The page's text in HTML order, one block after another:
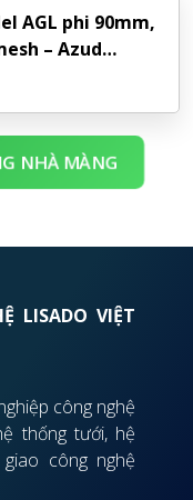
AGL phi 90mm,
– Azud
NHÀ MÀNG
LISADO VIỆT
công nghệ
thống tưới, hệ
công nghệ